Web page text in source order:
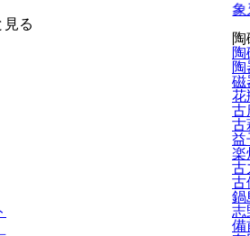
象
見る
磁
花
古
古
益
楽
古
古
鍋
志
備